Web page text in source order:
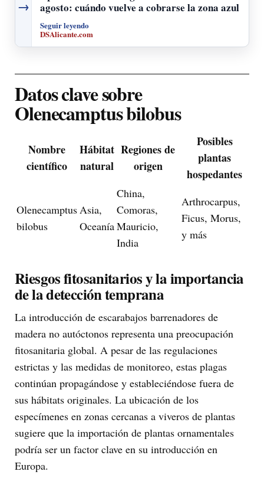
→
agosto: cuándo vuelve a cobrarse la zona azul
Seguir leyendo
DSAlicante.com
Datos clave sobre
Olenecamptus bilobus
Nombre
científico
Hábitat
natural
Regiones de
origen
Posibles
plantas
hospedantes
Olenecamptus
bilobus
Asia,
Oceanía
China,
Comoras,
Mauricio,
India
Arthrocarpus,
Ficus, Morus,
y más
Riesgos fitosanitarios y la importancia
de la detección temprana
La introducción de escarabajos barrenadores de
madera no autóctonos representa una preocupación
fitosanitaria global. A pesar de las regulaciones
estrictas y las medidas de monitoreo, estas plagas
continúan propagándose y estableciéndose fuera de
sus hábitats originales. La ubicación de los
especímenes en zonas cercanas a viveros de plantas
sugiere que la importación de plantas ornamentales
podría ser un factor clave en su introducción en
Europa.